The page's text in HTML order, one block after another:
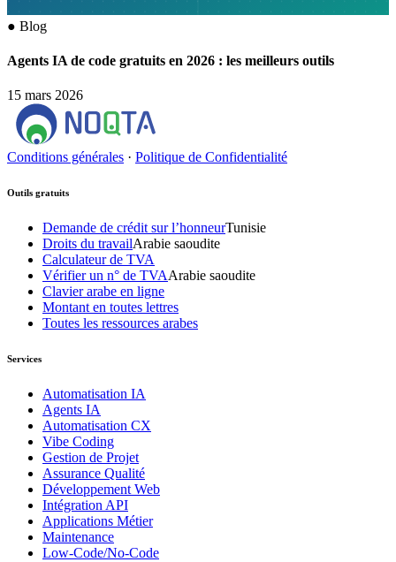
● Blog
Agents IA de code gratuits en 2026 : les meilleurs outils
15 mars 2026
Conditions générales · Politique de Confidentialité
Outils gratuits
Demande de crédit sur l’honneurTunisie
Droits du travailArabie saoudite
Calculateur de TVA
Vérifier un n° de TVAArabie saoudite
Clavier arabe en ligne
Montant en toutes lettres
Toutes les ressources arabes
Services
Automatisation IA
Agents IA
Automatisation CX
Vibe Coding
Gestion de Projet
Assurance Qualité
Développement Web
Intégration API
Applications Métier
Maintenance
Low-Code/No-Code